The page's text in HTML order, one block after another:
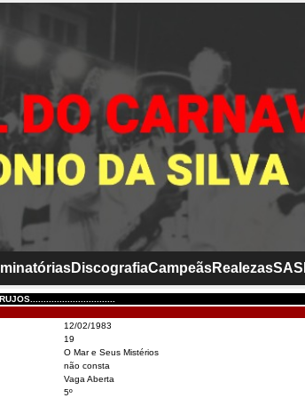
DiscografiaCampeãsRealezas
12/02/1983
19
O Mar e Seus Mistérios
não consta
Vaga Aberta
5º